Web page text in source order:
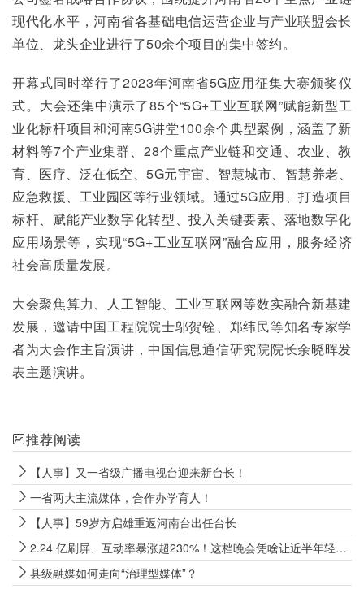
现代化水平，河南省各基础电信运营企业与产业联盟会长
单位、龙头企业进行了50余个项目的集中签约。
开幕式同时举行了2023年河南省5G应用征集大赛颁奖仪
式。大会还集中演示了85个“5G+工业互联网”赋能新型工
业化标杆项目和河南5G讲堂100余个典型案例，涵盖了新
材料等7个产业集群、28个重点产业链和交通、农业、教
育、医疗、泛在低空、5G元宇宙、智慧城市、智慧养老、
应急救援、工业园区等行业领域。通过5G应用、打造项目
标杆、赋能产业数字化转型、投入关键要素、落地数字化
应用场景等，实现“5G+工业互联网”融合应用，服务经济
社会高质量发展。
大会聚焦算力、人工智能、工业互联网等数实融合新基建
发展，邀请中国工程院院士邬贺铨、郑纬民等知名专家学
者为大会作主旨演讲，中国信息通信研究院院长余晓晖发
表主题演讲。
推荐阅读
【人事】又一省级广播电视台迎来新台长！
一省两大主流媒体，合作办学育人！
【人事】59岁方启雄重返河南台出任台长
2.24 亿刷屏、互动率暴涨超230%！这档晚会凭啥让近半年轻人上头？
县级融媒如何走向“治理型媒体”？